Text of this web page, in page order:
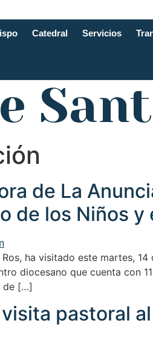
Catedral Servicios
de La
de los Niños y
ha visitado este martes,
diocesano que cuenta con
de […]
pastoral